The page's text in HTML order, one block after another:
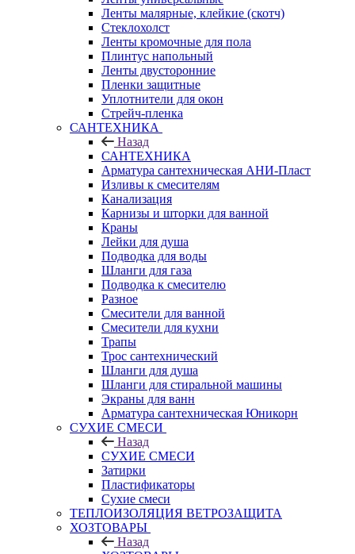
Ленты малярные, клейкие (скотч)
Стеклохолст
Ленты кромочные для пола
Плинтус напольный
Ленты двусторонние
Пленки защитные
Уплотнители для окон
Стрейч-пленка
САНТЕХНИКА
Назад
САНТЕХНИКА
Арматура сантехническая АНИ-Пласт
Изливы к смесителям
Канализация
Карнизы и шторки для ванной
Краны
Лейки для душа
Подводка для воды
Шланги для газа
Подводка к смесителю
Разное
Смесители для ванной
Смесители для кухни
Трапы
Трос сантехнический
Шланги для душа
Шланги для стиральной машины
Экраны для ванн
Арматура сантехническая Юникорн
СУХИЕ СМЕСИ
Назад
СУХИЕ СМЕСИ
Затирки
Пластификаторы
Сухие смеси
ТЕПЛОИЗОЛЯЦИЯ ВЕТРОЗАЩИТА
ХОЗТОВАРЫ
Назад